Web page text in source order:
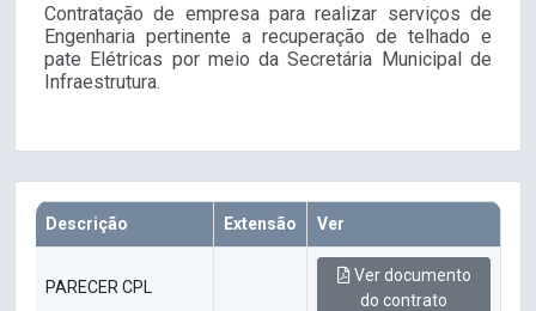
Contratação de empresa para realizar serviços de
Engenharia pertinente a recuperação de telhado e
pate Elétricas por meio da Secretária Municipal de
Infraestrutura.
Descrição Extensão Ver
PARECER CPL
Ver documento
do contrato